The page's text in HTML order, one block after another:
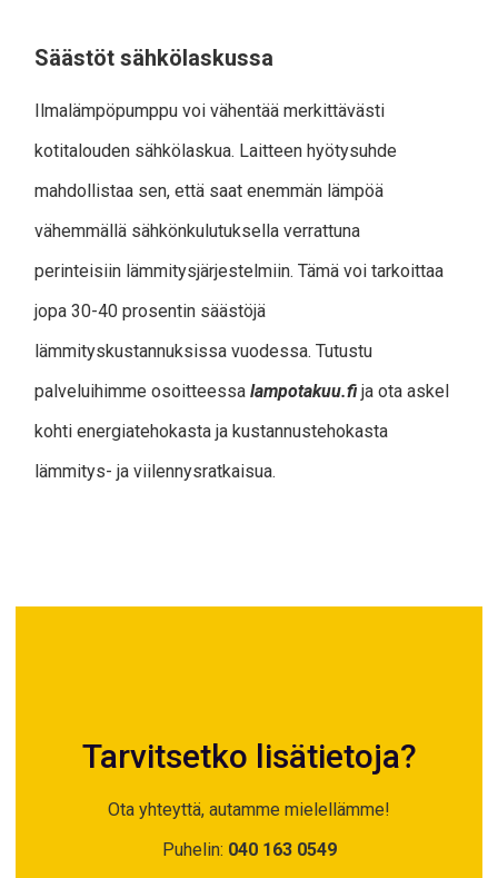
Säästöt sähkölaskussa
Ilmalämpöpumppu voi vähentää merkittävästi
kotitalouden sähkölaskua. Laitteen hyötysuhde
mahdollistaa sen, että saat enemmän lämpöä
vähemmällä sähkönkulutuksella verrattuna
perinteisiin lämmitysjärjestelmiin. Tämä voi tarkoittaa
jopa 30-40 prosentin säästöjä
lämmityskustannuksissa vuodessa. Tutustu
palveluihimme osoitteessa lampotakuu.fi ja ota askel
kohti energiatehokasta ja kustannustehokasta
lämmitys- ja viilennysratkaisua.
Tarvitsetko lisätietoja?
Ota yhteyttä, autamme mielellämme!
Puhelin: 040 163 0549